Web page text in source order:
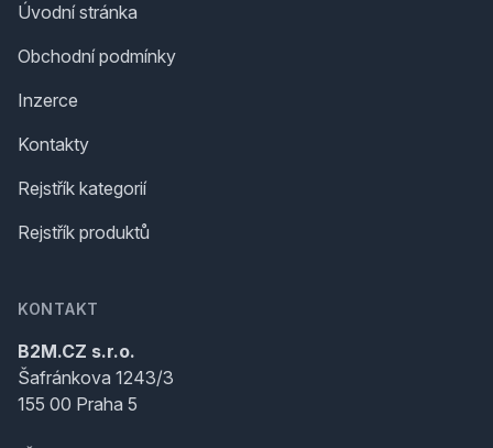
Úvodní stránka
Obchodní podmínky
Inzerce
Kontakty
Rejstřík kategorií
Rejstřík produktů
KONTAKT
B2M.CZ s.r.o.
Šafránkova 1243/3
155 00 Praha 5